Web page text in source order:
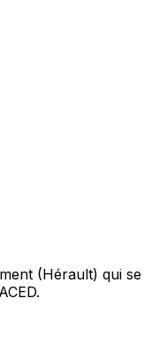
(Hérault) qui se